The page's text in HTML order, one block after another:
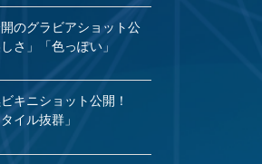
のグラビアショット公
さ」「色っぽい」
キニショット公開！
イル抜群」